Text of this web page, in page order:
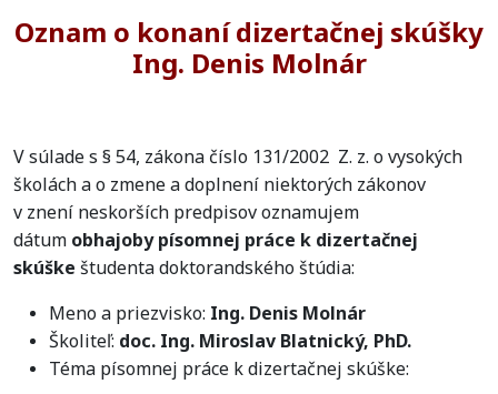
Oznam o konaní dizertačnej skúšky
Ing. Denis Molnár
V súlade s § 54, zákona číslo 131/2002 Z. z. o vysokých
školách a o zmene a doplnení niektorých zákonov
v znení neskorších predpisov oznamujem
dátum obhajoby písomnej práce k dizertačnej
skúške študenta doktorandského štúdia:
Meno a priezvisko: Ing. Denis Molnár
Školiteľ: doc. Ing. Miroslav Blatnický, PhD.
Téma písomnej práce k dizertačnej skúške: